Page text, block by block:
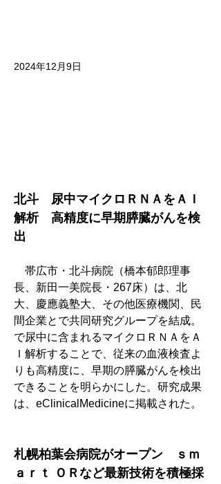
2024年12月9日
北斗　尿中マイクロＲＮＡをＡＩ
解析　高精度に早期膵臓がんを検
出
帯広市・北斗病院（橋本郁郎理事
長、新田一美院長・267床）は、北
大、慶應義塾大、その他医療機関、民
間企業とで共同研究グループを結成。
で尿中に含まれるマイクロＲＮＡをＡ
Ｉ解析することで、従来の血液検査よ
りも高精度に、早期の膵臓がんを検出
できることを明らかにした。研究成果
は、eClinicalMedicineに掲載された。
札幌柏葉会病院がオープン　ｓｍ
ａｒｔ ＯＲなど最新技術を積極採